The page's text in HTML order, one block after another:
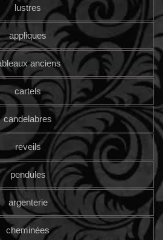
lustres
appliques
anciens
cartels
candelabres
reveils
pendules
argenterie
cheminées